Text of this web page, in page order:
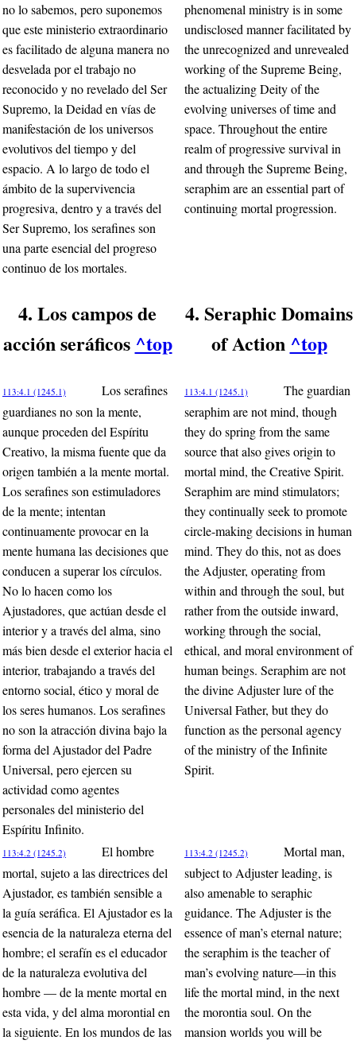
no lo sabemos, pero suponemos
que este ministerio extraordinario
es facilitado de alguna manera no
desvelada por el trabajo no
reconocido y no revelado del Ser
Supremo, la Deidad en vías de
manifestación de los universos
evolutivos del tiempo y del
espacio. A lo largo de todo el
ámbito de la supervivencia
progresiva, dentro y a través del
Ser Supremo, los serafines son
una parte esencial del progreso
continuo de los mortales.
phenomenal ministry is in some
undisclosed manner facilitated by
the unrecognized and unrevealed
working of the Supreme Being,
the actualizing Deity of the
evolving universes of time and
space. Throughout the entire
realm of progressive survival in
and through the Supreme Being,
seraphim are an essential part of
continuing mortal progression.
4. Los campos de
acción seráficos ^top
4. Seraphic Domains
of Action ^top
113:4.1 (1245.1)
Los serafines
guardianes no son la mente,
aunque proceden del Espíritu
Creativo, la misma fuente que da
origen también a la mente mortal.
Los serafines son estimuladores
de la mente; intentan
continuamente provocar en la
mente humana las decisiones que
conducen a superar los círculos.
No lo hacen como los
Ajustadores, que actúan desde el
interior y a través del alma, sino
más bien desde el exterior hacia el
interior, trabajando a través del
entorno social, ético y moral de
los seres humanos. Los serafines
no son la atracción divina bajo la
forma del Ajustador del Padre
Universal, pero ejercen su
actividad como agentes
personales del ministerio del
Espíritu Infinito.
113:4.1 (1245.1)
The guardian
seraphim are not mind, though
they do spring from the same
source that also gives origin to
mortal mind, the Creative Spirit.
Seraphim are mind stimulators;
they continually seek to promote
circle-making decisions in human
mind. They do this, not as does
the Adjuster, operating from
within and through the soul, but
rather from the outside inward,
working through the social,
ethical, and moral environment of
human beings. Seraphim are not
the divine Adjuster lure of the
Universal Father, but they do
function as the personal agency
of the ministry of the Infinite
Spirit.
113:4.2 (1245.2)
El hombre
mortal, sujeto a las directrices del
Ajustador, es también sensible a
la guía seráfica. El Ajustador es la
esencia de la naturaleza eterna del
hombre; el serafín es el educador
de la naturaleza evolutiva del
hombre — de la mente mortal en
esta vida, y del alma morontial en
la siguiente. En los mundos de las
113:4.2 (1245.2)
Mortal man,
subject to Adjuster leading, is
also amenable to seraphic
guidance. The Adjuster is the
essence of man’s eternal nature;
the seraphim is the teacher of
man’s evolving nature—in this
life the mortal mind, in the next
the morontia soul. On the
mansion worlds you will be